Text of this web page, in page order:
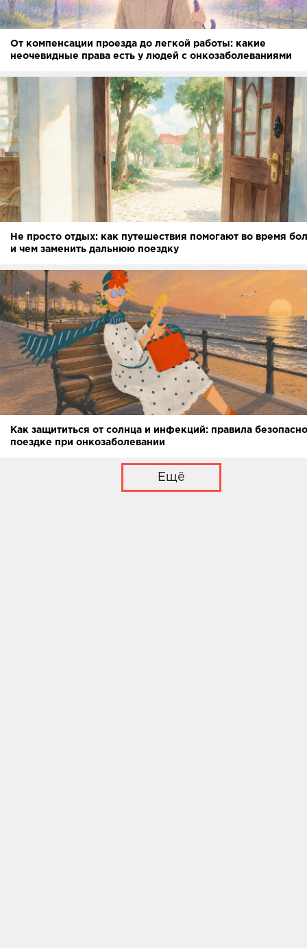
От компенсации проезда до легкой работы: какие
неочевидные права есть у людей с онкозаболеваниями
Не просто отдых: как путешествия помогают во время
и чем заменить дальнюю поездку
Как защититься от солнца и инфекций: правила
поездке при онкозаболевании
Ещё